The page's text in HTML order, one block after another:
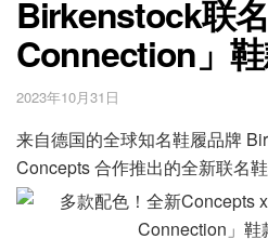
Birkenstock联
Connection」
2023年10月31日
来自德国的全球知名鞋履品牌
Concepts 合作推出的全新联名鞋